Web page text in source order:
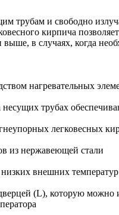
трубам и свободно
кирпича
в случаях, когда
нагревательных
трубах
легковесных
из нержавеющей стали
внешних
(L), которую можно